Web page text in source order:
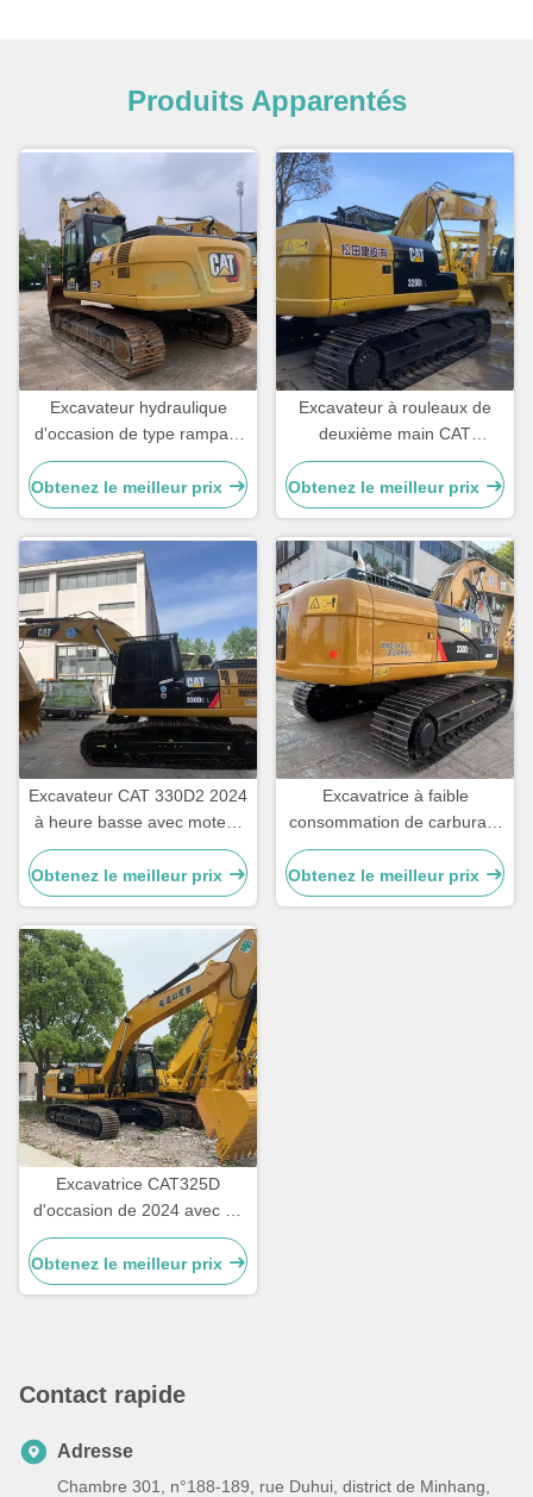
Produits Apparentés
Excavateur hydraulique
d'occasion de type rampant
CAT 323GX Excavateurs de
deuxième main 21800 kg
Obtenez le meilleur prix
Excavateur à rouleaux de
deuxième main CAT
Excavateur hydraulique
CAT320D2L Équipement de
construction
Obtenez le meilleur prix
Excavateur CAT 330D2 2024
à heure basse avec moteur
CAT7.1ACERT et vitesse
nominale de 5,3 km/h
Obtenez le meilleur prix
Excavatrice à faible
consommation de carburant
CAT330D2 avec un châssis
de roulement durable et une
capacité de 30 tonnes
Obtenez le meilleur prix
Excavatrice CAT325D
d'occasion de 2024 avec un
poids en service de 25
tonnes, une vitesse de 5,3
km/h et une garantie de 12
Obtenez le meilleur prix
Contact rapide
Adresse
Chambre 301, n°188-189, rue Duhui, district de Minhang,